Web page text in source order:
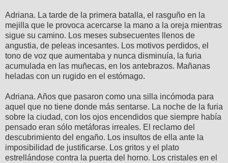
Adriana. La tarde de la primera batalla, el rasguño en la
mejilla que le provoca acercarse la mano a la oreja mientras
sigue su camino. Los meses subsecuentes llenos de
angustia, de peleas incesantes. Los motivos perdidos, el
tono de voz que aumentaba y nunca disminuía, la furia
acumulada en las muñecas, en los antebrazos. Mañanas
heladas con un rugido en el estómago.
Adriana. Años que pasaron como una silla incómoda para
aquel que no tiene donde más sentarse. La noche de la furia
sobre la ciudad, con los ojos encendidos que siempre había
pensado eran sólo metáforas irreales. El reclamo del
descubrimiento del engaño. Los insultos de ella ante la
imposibilidad de justificarse. Los gritos y el plato
estrellándose contra la puerta del horno. Los cristales en el